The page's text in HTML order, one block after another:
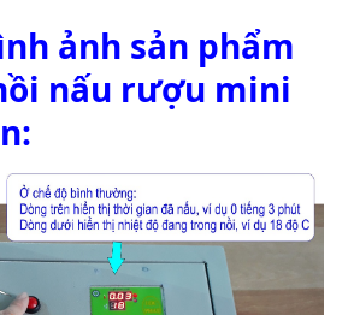
ảnh sản phẩm
nấu rượu mini